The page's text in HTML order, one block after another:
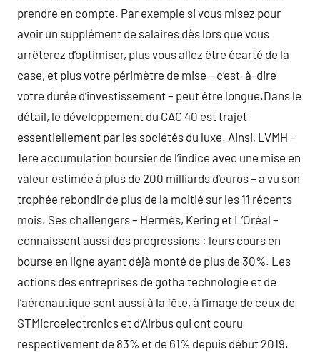
prendre en compte. Par exemple si vous misez pour
avoir un supplément de salaires dès lors que vous
arrêterez d’optimiser, plus vous allez être écarté de la
case, et plus votre périmètre de mise – c’est-à-dire
votre durée d’investissement – peut être longue.Dans le
détail, le développement du CAC 40 est trajet
essentiellement par les sociétés du luxe. Ainsi, LVMH –
1ere accumulation boursier de l’indice avec une mise en
valeur estimée à plus de 200 milliards d’euros – a vu son
trophée rebondir de plus de la moitié sur les 11 récents
mois. Ses challengers – Hermès, Kering et L’Oréal –
connaissent aussi des progressions : leurs cours en
bourse en ligne ayant déjà monté de plus de 30%. Les
actions des entreprises de gotha technologie et de
l’aéronautique sont aussi à la fête, à l’image de ceux de
STMicroelectronics et d’Airbus qui ont couru
respectivement de 83% et de 61% depuis début 2019.